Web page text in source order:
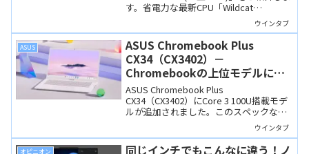
す。省電力な最新CPU「Wildcat
Lake（Core シリーズ3）」を搭載し、高
耐久なMIL規格準拠の筐体を備えていま
す。
ウインタブ
ASUS
ASUS Chromebook Plus
CX34（CX3402）－
Chromebookの上位モデルに
Core 3 100U搭載のニューモデル
が登場
ASUS Chromebook Plus
CX34（CX3402）にCore 3 100U搭載モデ
ルが追加されました。このスペックなら
LinuxアプリやGoogle Playの高負荷アプ
ウインタブ
オピニオン 同じインチでもこんなに違う！ノ